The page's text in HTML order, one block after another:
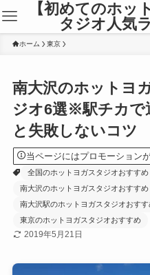
【初めてのホッ
タジオ人気
ホーム 東京
南大沢のホットヨ
ジオ6選※駅チカで
と失敗しないコツ
当ページにはプロモーション
全国のホットヨガスタジオおすすめ
南大沢のホットヨガスタジオおすすめ
南大沢駅のホットヨガスタジオおすす
東京のホットヨガスタジオおすすめ
2019年5月21日